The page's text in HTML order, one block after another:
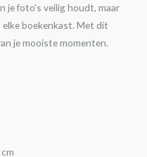
je foto’s veilig houdt, maar
elke boekenkast. Met dit
je mooiste momenten.